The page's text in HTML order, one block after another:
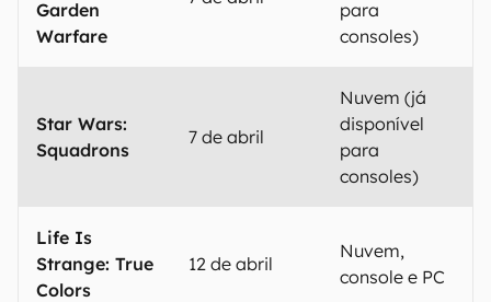
Garden
Warfare
para
consoles)
Star Wars:
Squadrons
7 de abril
Nuvem (já
disponível
para
consoles)
Life Is
Strange: True
Colors
12 de abril
Nuvem,
console e PC